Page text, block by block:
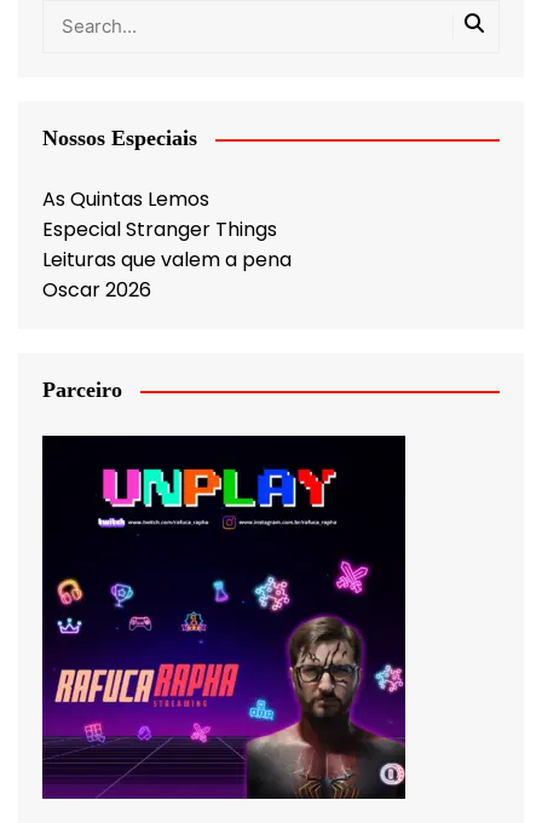
Nossos Especiais
As Quintas Lemos
Especial Stranger Things
Leituras que valem a pena
Oscar 2026
Parceiro